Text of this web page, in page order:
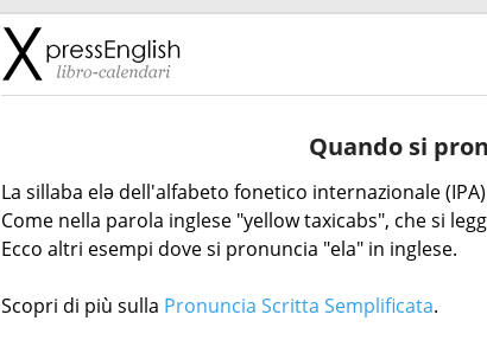
Quando si
La sillaba elə dell'alfabeto fonetico internazionale
Come nella parola inglese "yellow taxicabs", che si
Ecco altri esempi dove si pronuncia "ela" in inglese.
Scopri di più sulla Pronuncia Scritta Semplificata.